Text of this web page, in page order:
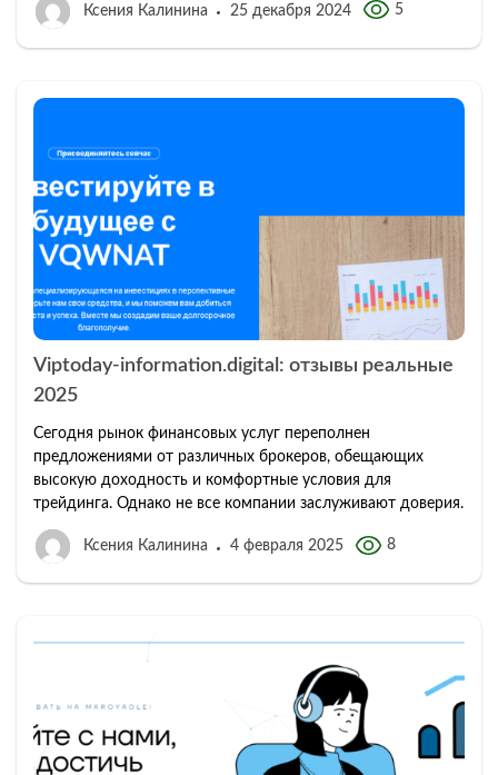
Ксения Калинина 25 декабря 2024 5
Viptoday-information.digital: отзывы реальные
2025
Сегодня рынок финансовых услуг переполнен
предложениями от различных брокеров, обещающих
высокую доходность и комфортные условия для
трейдинга. Однако не все компании заслуживают доверия.
Ксения Калинина 4 февраля 2025 8